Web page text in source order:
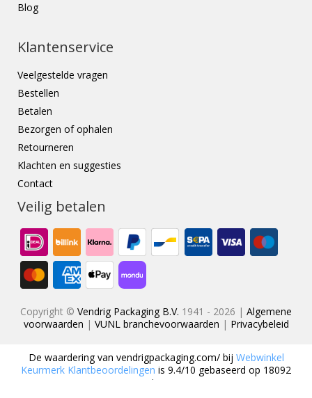
Blog
Klantenservice
Veelgestelde vragen
Bestellen
Betalen
Bezorgen of ophalen
Retourneren
Klachten en suggesties
Contact
Veilig betalen
Copyright © Vendrig Packaging B.V. 1941 - 2026 | Algemene
voorwaarden | VUNL branchevoorwaarden | Privacybeleid
De waardering van vendrigpackaging.com/bij Webwinkel
Keurmerk Klantbeoordelingen is 9.4/10 gebaseerd op 18092
reviews.